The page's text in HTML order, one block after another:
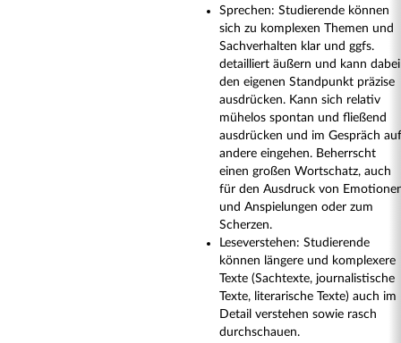
Sprechen: Studierende können
sich zu komplexen Themen und
Sachverhalten klar und ggfs.
detailliert äußern und kann dabei
den eigenen Standpunkt präzise
ausdrücken. Kann sich relativ
mühelos spontan und fließend
ausdrücken und im Gespräch auf
andere eingehen. Beherrscht
einen großen Wortschatz, auch
für den Ausdruck von
und Anspielungen oder zum
Scherzen.
Leseverstehen: Studierende
können längere und komplexere
Texte (Sachtexte, journalistische
Texte, literarische Texte) auch im
Detail verstehen sowie rasch
durchschauen.